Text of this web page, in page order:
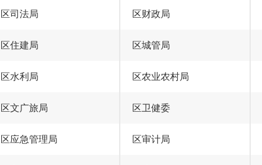
区司法局 区财政局
区住建局 区城管局
区水利局 区农业农村局
区文广旅局 区卫健委
区应急管理局 区审计局